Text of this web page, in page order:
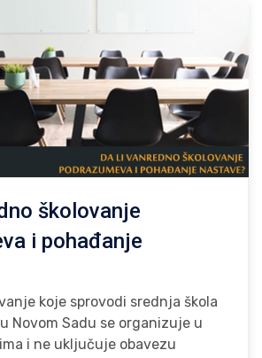
školovanje
i pohađanje
koje sprovodi srednja škola
Novom Sadu se organizuje u
i ne uključuje obavezu